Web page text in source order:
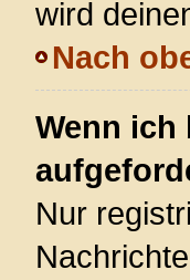
wird
Nach
Wenn ich
Nur